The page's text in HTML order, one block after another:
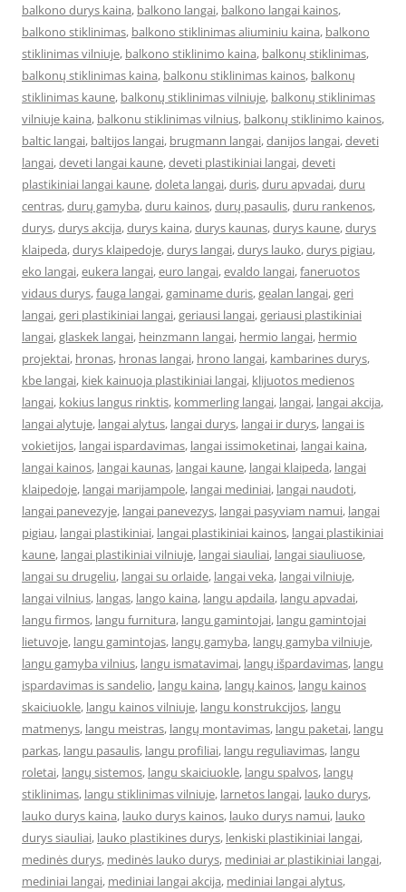
balkono durys kaina, balkono langai, balkono langai kainos,
balkono stiklinimas, balkono stiklinimas aliuminiu kaina, balkono
stiklinimas vilniuje, balkono stiklinimo kaina, balkonų stiklinimas,
balkonų stiklinimas kaina, balkonu stiklinimas kainos, balkonų
stiklinimas kaune, balkonų stiklinimas vilniuje, balkonų stiklinimas
vilniuje kaina, balkonu stiklinimas vilnius, balkonų stiklinimo kainos,
baltic langai, baltijos langai, brugmann langai,danijos langai,deveti
langai,deveti langai kaune,deveti plastikiniai langai,deveti
plastikiniai langai kaune,doleta langai,duris,duru apvadai,duru
centras,durų gamyba,duru kainos,durų pasaulis,duru rankenos,
durys,durys akcija,durys kaina,durys kaunas,durys kaune,durys
klaipeda,durys klaipedoje,durys langai,durys lauko,durys pigiau,
eko langai,eukera langai,euro langai,evaldo langai,faneruotos
vidaus durys,fauga langai,gaminame duris,gealan langai,geri
langai,geri plastikiniai langai,geriausi langai,geriausi plastikiniai
langai,glaskek langai, heinzmann langai, hermio langai, hermio
projektai, hronas, hronas langai, hrono langai, kambarines durys,
kbe langai, kiek kainuoja plastikiniai langai, klijuotos medienos
langai, kokius langus rinktis, kommerling langai, langai, langai akcija,
langai alytuje, langai alytus, langai durys, langai ir durys, langai is
vokietijos, langai ispardavimas, langai issimoketinai, langai kaina,
langai kainos, langai kaunas, langai kaune, langai klaipeda, langai
klaipedoje, langai marijampole, langai mediniai, langai naudoti,
langai panevezyje, langai panevezys, langai pasyviam namui, langai
pigiau, langai plastikiniai, langai plastikiniai kainos, langai plastikiniai
kaune, langai plastikiniai vilniuje, langai siauliai, langai siauliuose,
langai su drugeliu, langai su orlaide, langai veka, langai vilniuje,
langai vilnius, langas, lango kaina, langu apdaila, langu apvadai,
langu firmos, langu furnitura, langu gamintojai, langu gamintojai
lietuvoje, langu gamintojas, langų gamyba, langų gamyba vilniuje,
langu gamyba vilnius, langu ismatavimai, langų išpardavimas, langu
ispardavimas is sandelio, langu kaina, langų kainos, langu kainos
skaiciuokle, langu kainos vilniuje, langu konstrukcijos, langu
matmenys, langu meistras, langų montavimas, langu paketai, langu
parkas, langu pasaulis, langu profiliai, langu reguliavimas, langu
roletai, langų sistemos, langu skaiciuokle, langu spalvos, langų
stiklinimas, langu stiklinimas vilniuje, larnetos langai, lauko durys,
lauko durys kaina, lauko durys kainos, lauko durys namui, lauko
durys siauliai, lauko plastikines durys, lenkiski plastikiniai langai,
medinės durys, medinės lauko durys, mediniai ar plastikiniai langai,
mediniai langai, mediniai langai akcija, mediniai langai alytus,